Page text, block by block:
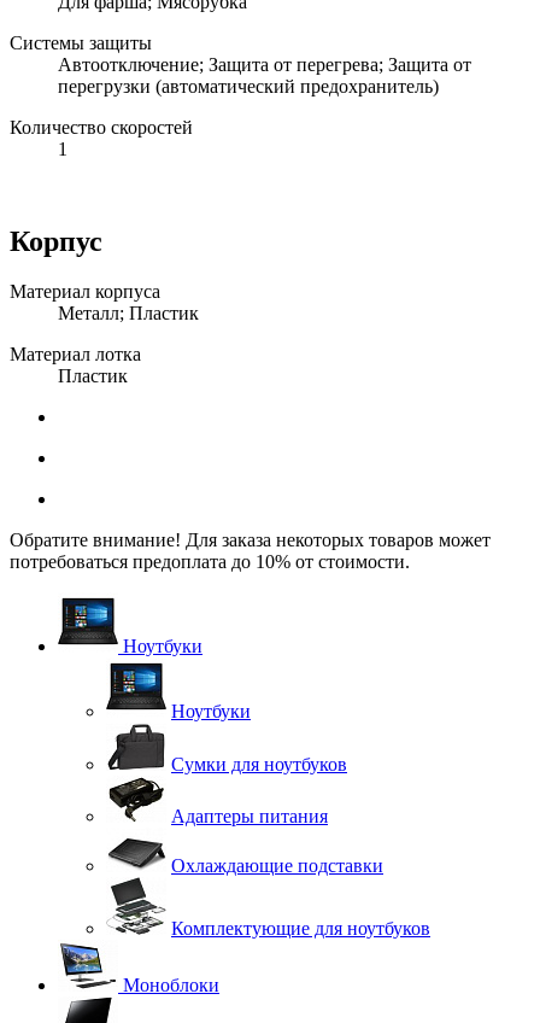
Системы защиты
Автоотключение; Защита от перегрева; Защита от
перегрузки (автоматический предохранитель)
Количество скоростей
1
Корпус
Материал корпуса
Металл; Пластик
Материал лотка
Пластик
Обратите внимание! Для заказа некоторых товаров может
потребоваться предоплата до 10% от стоимости.
Ноутбуки
Ноутбуки
Сумки для ноутбуков
Адаптеры питания
Охлаждающие подставки
Комплектующие для ноутбуков
Моноблоки